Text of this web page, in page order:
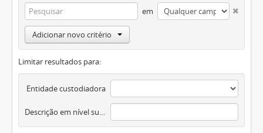
em
Adicionar novo critério
Limitar resultados para:
Entidade custodiadora
Descrição em nível superior